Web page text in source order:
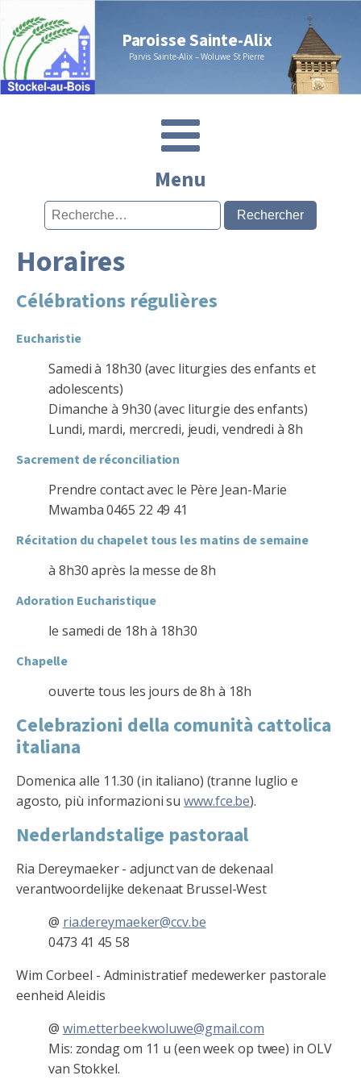
Paroisse Sainte-Alix
Parvis Sainte-Alix – Woluwe St Pierre
Menu
Rechercher :
Horaires
Célébrations régulières
Eucharistie
Samedi à 18h30 (avec liturgies des enfants et
adolescents)
Dimanche à 9h30 (avec liturgie des enfants)
Lundi, mardi, mercredi, jeudi, vendredi à 8h
Sacrement de réconciliation
Prendre contact avec le Père Jean-Marie
Mwamba 0465 22 49 41
Récitation du chapelet tous les matins de semaine
à 8h30 après la messe de 8h
Adoration Eucharistique
le samedi de 18h à 18h30
Chapelle
ouverte tous les jours de 8h à 18h
Celebrazioni della comunità cattolica
italiana
Domenica alle 11.30 (in italiano) (tranne luglio e
agosto, più informazioni suwww.fce.be).
Nederlandstalige pastoraal
Ria Dereymaeker - adjunct van de dekenaal
verantwoordelijke dekenaat Brussel-West
@ ria.dereymaeker@ccv.be
0473 41 45 58
Wim Corbeel - Administratief medewerker pastorale
eenheid Aleidis
@ wim.etterbeekwoluwe@gmail.com
Mis: zondag om 11 u (een week op twee) in OLV
van Stokkel.